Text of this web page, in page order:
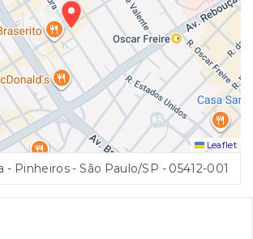
Leaflet
- Pinheiros - São Paulo/SP - 05412-001